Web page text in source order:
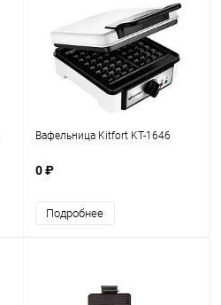
Вафельница Kitfort KT-1646
0 ₽
Подробнее